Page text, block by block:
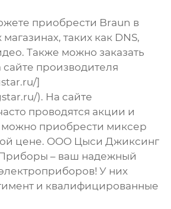
приобрести Braun в
таких как DNS,
Также можно заказать
сайте производителя
]
). На сайте
проводятся акции и
можно приобрести миксер
цене. ООО Цыси Джиксинг
– ваш надежный
У них
и квалифицированные